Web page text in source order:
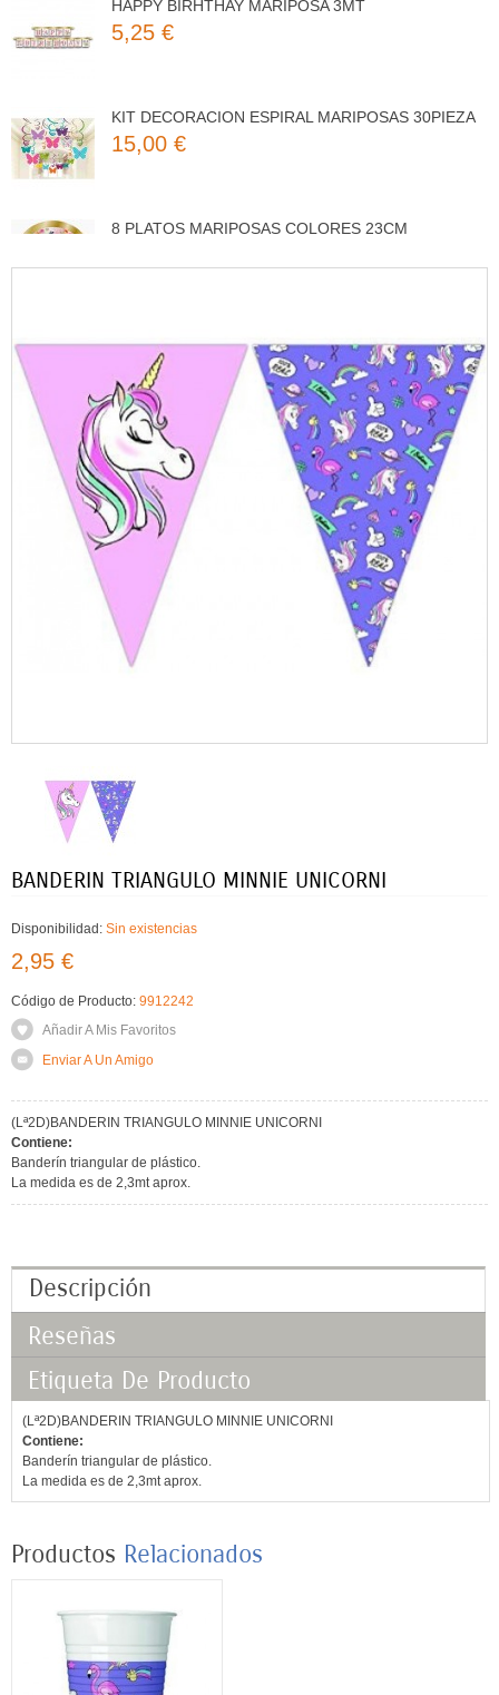
5,25 €
15,00 €
3,50 €
BANDERIN TRIANGULO MINNIE UNICORNI
Disponibilidad: Sin existencias
2,95 €
Código de Producto: 9912242
Añadir A Mis Favoritos
Enviar A Un Amigo
(Lª2D)BANDERIN TRIANGULO MINNIE UNICORNI
Contiene:
Banderín triangular de plástico.
La medida es de 2,3mt aprox.
Descripción
Reseñas
Etiqueta De Producto
(Lª2D)BANDERIN TRIANGULO MINNIE UNICORNI
Contiene:
Banderín triangular de plástico.
La medida es de 2,3mt aprox.
Productos Relacionados